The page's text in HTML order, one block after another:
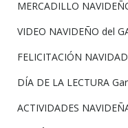
MERCADILLO
VIDEO NAVIDEÑO del
FELICITACIÓN NAVIDAD
DÍA DE LA LECTURA
ACTIVIDADES